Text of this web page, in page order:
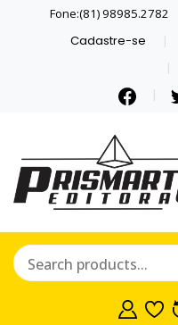
Fone:(81) 98985.2782
Cadastre-se